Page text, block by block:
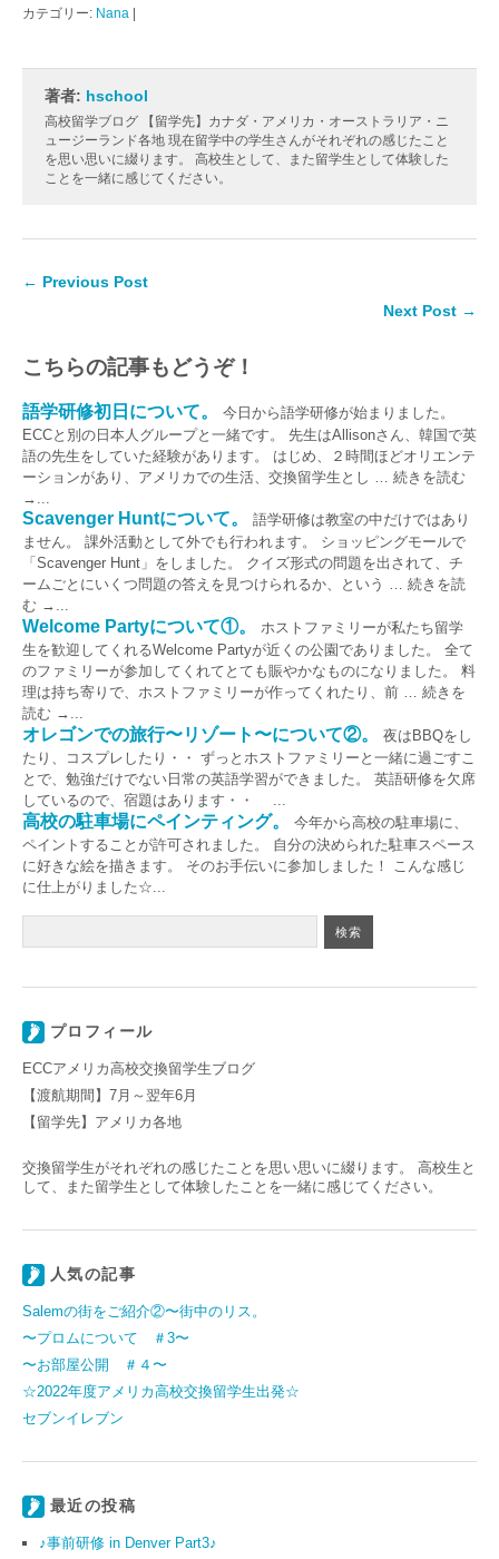
カテゴリー: Nana |
著者: hschool
高校留学ブログ 【留学先】カナダ・アメリカ・オーストラリア・ニ
ュージーランド各地 現在留学中の学生さんがそれぞれの感じたこと
を思い思いに綴ります。 高校生として、また留学生として体験した
ことを一緒に感じてください。
← Previous Post
Next Post →
こちらの記事もどうぞ！
語学研修初日について。 今日から語学研修が始まりました。
ECCと別の日本人グループと一緒です。 先生はAllisonさん、韓国で英
語の先生をしていた経験があります。 はじめ、２時間ほどオリエンテ
ーションがあり、アメリカでの生活、交換留学生とし … 続きを読む
→...
Scavenger Huntについて。 語学研修は教室の中だけではあり
ません。 課外活動として外でも行われます。 ショッピングモールで
「Scavenger Hunt」をしました。 クイズ形式の問題を出されて、チ
ームごとにいくつ問題の答えを見つけられるか、という … 続きを読
む →...
Welcome Partyについて①。
ホストファミリーが私たち留学
生を歓迎してくれるWelcome Partyが近くの公園でありました。 全て
のファミリーが参加してくれてとても賑やかなものになりました。 料
理は持ち寄りで、ホストファミリーが作ってくれたり、前 … 続きを
読む →...
オレゴンでの旅行〜リゾート〜について②。 夜はBBQをし
たり、コスプレしたり・・ ずっとホストファミリーと一緒に過ごすこ
とで、勉強だけでない日常の英語学習ができました。 英語研修を欠席
しているので、宿題はあります・・ ...
高校の駐車場にペインティング。 今年から高校の駐車場に、
ペイントすることが許可されました。 自分の決められた駐車スペース
に好きな絵を描きます。 そのお手伝いに参加しました！ こんな感じ
に仕上がりました☆...
プロフィール
ECCアメリカ高校交換留学生ブログ
【渡航期間】7月～翌年6月
【留学先】アメリカ各地
交換留学生がそれぞれの感じたことを思い思いに綴ります。 高校生と
して、また留学生として体験したことを一緒に感じてください。
人気の記事
Salemの街をご紹介②〜街中のリス。
〜プロムについて ＃3〜
〜お部屋公開 ＃４〜
☆2022年度アメリカ高校交換留学生出発☆
セブンイレブン
最近の投稿
♪事前研修 in Denver Part3♪